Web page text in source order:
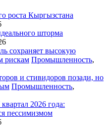
роста Кыргызстана
шторма
сохраняет высокую
рискам Промышленность,
и стивидоров позади, но
Промышленность,
2026 года:
пессимизмом